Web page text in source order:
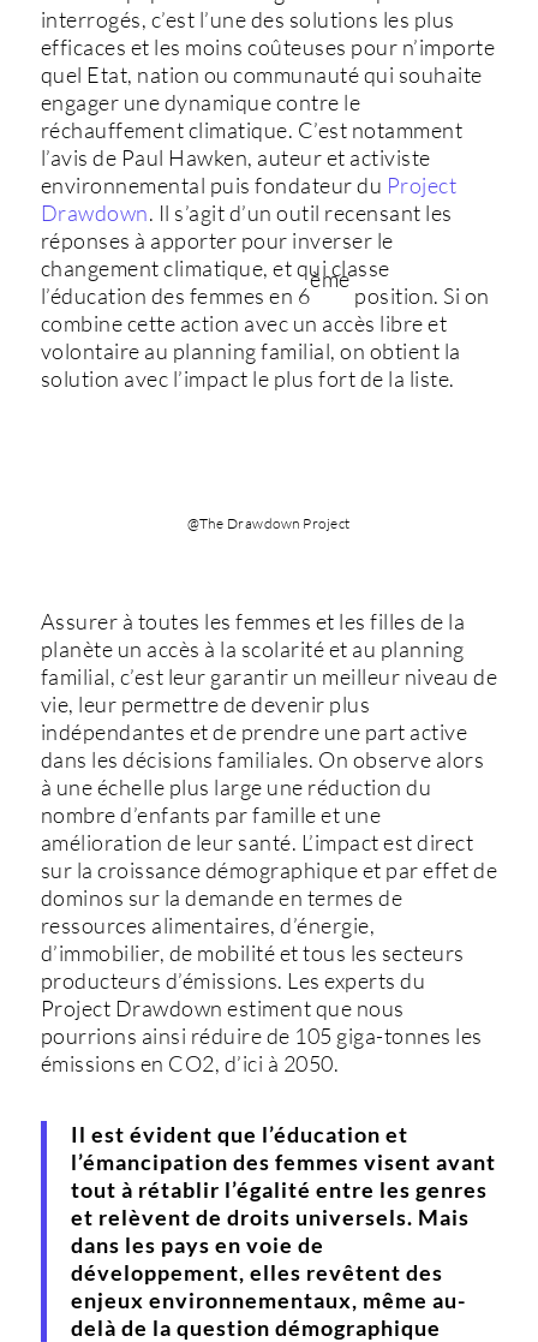
interrogés, c’est l’une des solutions les plus
efficaces et les moins coûteuses pour n’importe
quel Etat, nation ou communauté qui souhaite
engager une dynamique contre le
réchauffement climatique. C’est notamment
l’avis de Paul Hawken, auteur et activiste
environnemental puis fondateur du Project
Drawdown. Il s’agit d’un outil recensant les
réponses à apporter pour inverser le
changement climatique, et qui classe
l’éducation des femmes en 6
ème
position. Si on
combine cette action avec un accès libre et
volontaire au planning familial, on obtient la
solution avec l’impact le plus fort de la liste.
@The Drawdown Project
Assurer à toutes les femmes et les filles de la
planète un accès à la scolarité et au planning
familial, c’est leur garantir un meilleur niveau de
vie, leur permettre de devenir plus
indépendantes et de prendre une part active
dans les décisions familiales. On observe alors
à une échelle plus large une réduction du
nombre d’enfants par famille et une
amélioration de leur santé. L’impact est direct
sur la croissance démographique et par effet de
dominos sur la demande en termes de
ressources alimentaires, d’énergie,
d’immobilier, de mobilité et tous les secteurs
producteurs d’émissions. Les experts du
Project Drawdown estiment que nous
pourrions ainsi réduire de 105 giga-tonnes les
émissions en CO2, d’ici à 2050.
Il est évident que l’éducation et
l’émancipation des femmes visent avant
tout à rétablir l’égalité entre les genres
et relèvent de droits universels. Mais
dans les pays en voie de
développement, elles revêtent des
enjeux environnementaux, même au-
delà de la question démographique